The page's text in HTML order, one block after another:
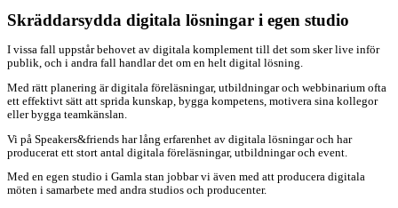
Skräddarsydda digitala lösningar i egen studio
I vissa fall uppstår behovet av digitala komplement till det som sker live inför
publik, och i andra fall handlar det om en helt digital lösning.
Med rätt planering är digitala föreläsningar, utbildningar och webbinarium ofta
ett effektivt sätt att sprida kunskap, bygga kompetens, motivera sina kollegor
eller bygga teamkänslan.
Vi på Speakers&friends har lång erfarenhet av digitala lösningar och har
producerat ett stort antal digitala föreläsningar, utbildningar och event.
Med en egen studio i Gamla stan jobbar vi även med att producera digitala
möten i samarbete med andra studios och producenter.